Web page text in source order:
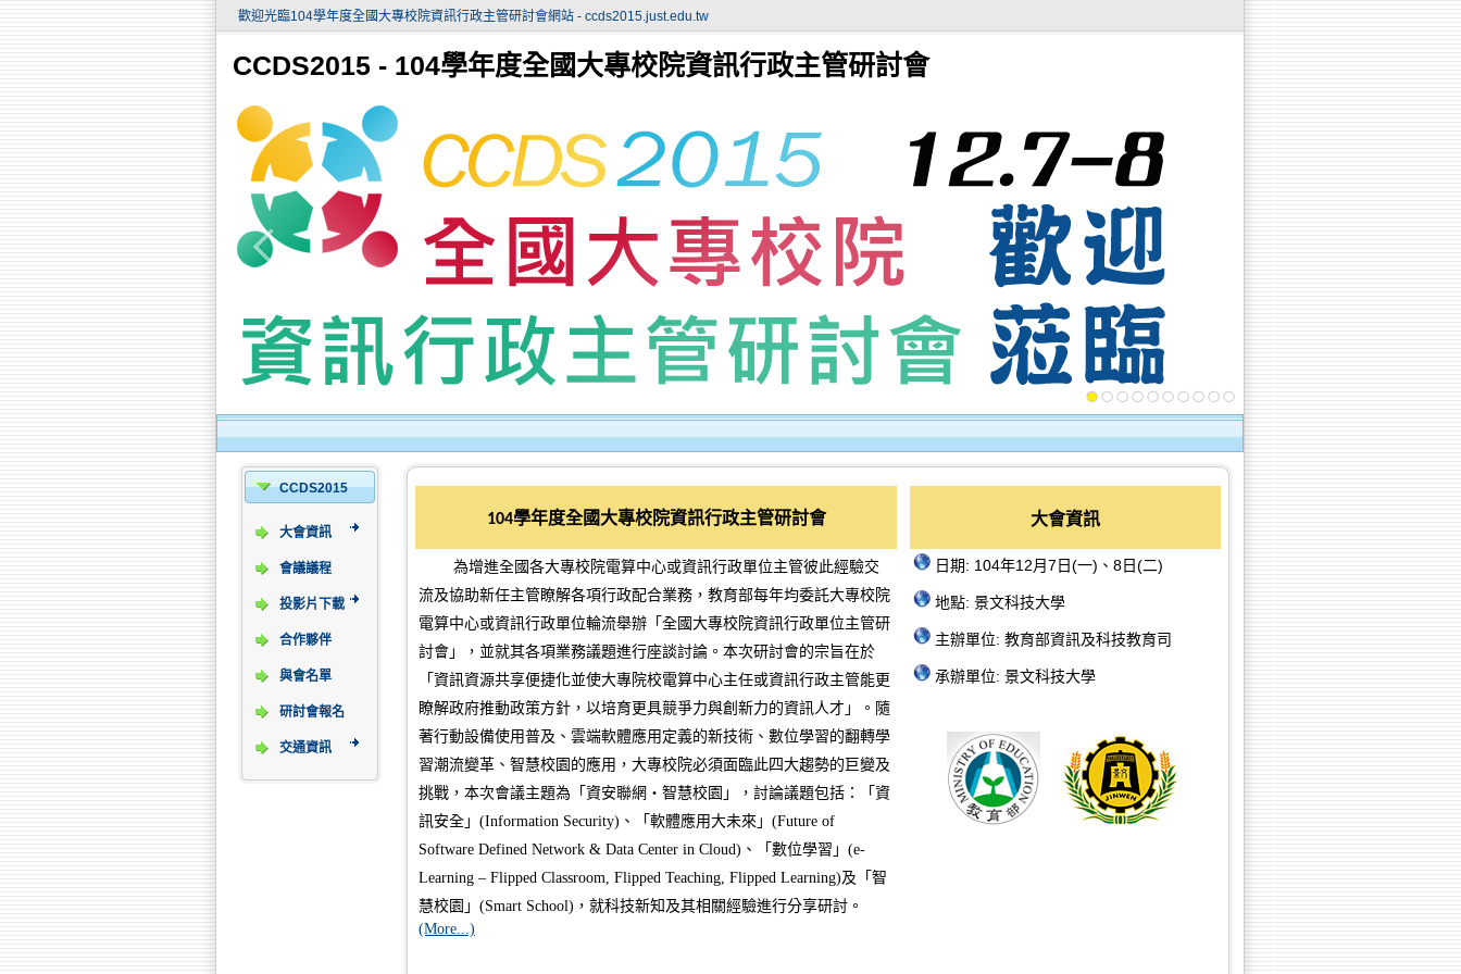
CCDS2015 - 104學年度全國大專校院資訊行政主管研討會
歡迎光臨104學年度全國大專校院資訊行政主管研討會網站 - ccds2015.just.edu.tw
CCDS2015
大會資訊
會議議程
投影片下載
合作夥伴
與會名單
研討會報名
交通資訊
104學年度全國大專校院資訊行政主管研討會 大會資訊
為增進全國各大專校院電算中心或資訊行政單位主管彼此經驗交
流及協助新任主管瞭解各項行政配合業務，教育部每年均委託大專校院
電算中心或資訊行政單位輪流舉辦「全國大專校院資訊行政單位主管研
討會」，並就其各項業務議題進行座談討論。本次研討會的宗旨在於
「資訊資源共享便捷化並使大專院校電算中心主任或資訊行政主管能更
瞭解政府推動政策方針，以培育更具競爭力與創新力的資訊人才」。隨
著行動設備使用普及、雲端軟體應用定義的新技術、數位學習的翻轉學
習潮流變革、智慧校園的應用，大專校院必須面臨此四大趨勢的巨變及
挑戰，本次會議主題為「資安聯網‧智慧校園」，討論議題包括：「資
訊安全」(Information Security)、「軟體應用大未來」(Future of
Software Defined Network & Data Center in Cloud)、「數位學習」(e-
Learning – Flipped Classroom, Flipped Teaching, Flipped Learning)及「智
慧校園」(Smart School) ，就科技新知及其相關經驗進行分享研討。
(More...)
日期: 104年12月7日(一)、8日(二)
地點: 景文科技大學
主辦單位: 教育部資訊及科技教育司
承辦單位: 景文科技大學